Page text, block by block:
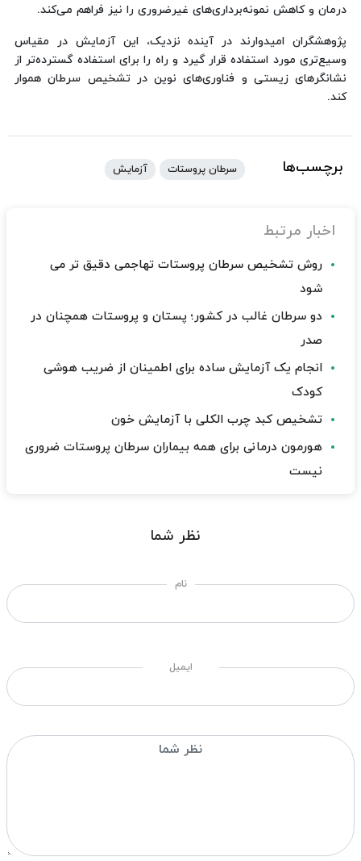
درمان و کاهش نمونه‌برداری‌های غیرضروری را نیز فراهم می‌کند.
پژوهشگران امیدوارند در آینده نزدیک، این آزمایش در مقیاس
وسیع‌تری مورد استفاده قرار گیرد و راه را برای استفاده گسترده‌تر از
نشانگرهای زیستی و فناوری‌های نوین در تشخیص سرطان هموار
کند.
برچسب‌ها سرطان پروستات آزمایش
اخبار مرتبط
روش تشخیص سرطان پروستات تهاجمی دقیق تر می
شود
دو سرطان غالب در کشور؛ پستان و پروستات همچنان در
صدر
انجام یک آزمایش ساده برای اطمینان از ضریب هوشی
کودک
تشخیص کبد چرب الکلی با آزمایش خون
هورمون درمانی برای همه بیماران سرطان پروستات ضروری
نیست
نظر شما
نام
ایمیل